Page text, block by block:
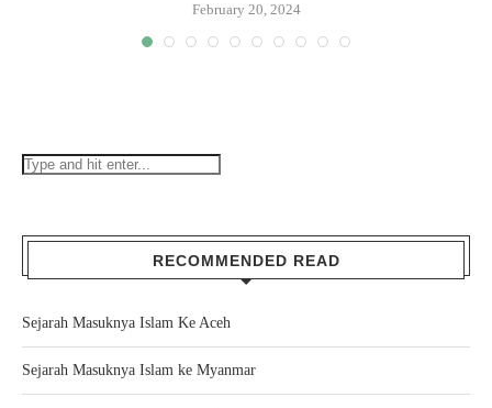
February 20, 2024
RECOMMENDED READ
Sejarah Masuknya Islam Ke Aceh
Sejarah Masuknya Islam ke Myanmar